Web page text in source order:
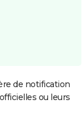
de notification
ou leurs